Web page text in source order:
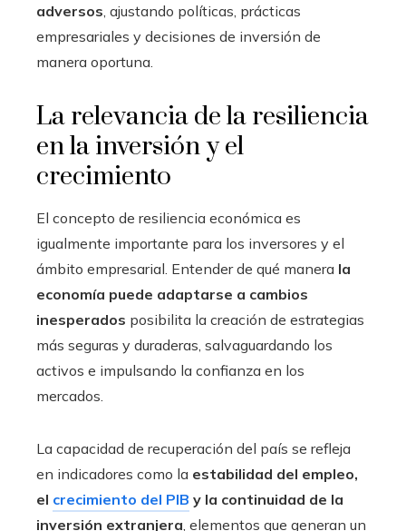
adversos , ajustando políticas, prácticas
empresariales y decisiones de inversión de
manera oportuna.
La relevancia de la resiliencia
en la inversión y el
crecimiento
El concepto de resiliencia económica es
igualmente importante para los inversores y el
ámbito empresarial. Entender de qué manera la
economía puede adaptarse a cambios
inesperados posibilita la creación de estrategias
más seguras y duraderas, salvaguardando los
activos e impulsando la confianza en los
mercados.
La capacidad de recuperación del país se refleja
en indicadores como la estabilidad del empleo,
el crecimiento del PIB y la continuidad de la
inversión extranjera , elementos que generan un